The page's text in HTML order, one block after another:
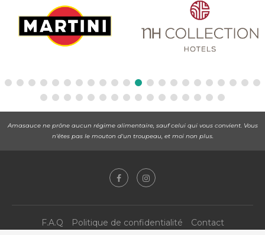
Amasauce ne prône aucun régime alimentaire, sauf celui qui vous convient. Vous
n'êtes pas le mouton d'un troupeau, et moi non plus.
F.A.Q Politique de confidentialité Contact